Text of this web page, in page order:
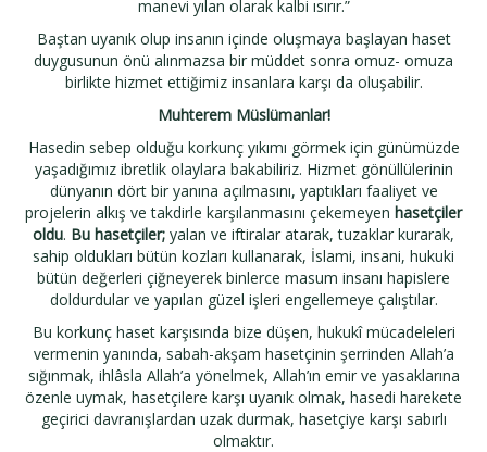
manevi yılan olarak kalbi ısırır.”
Baştan uyanık olup insanın içinde oluşmaya başlayan haset
duygusunun önü alınmazsa bir müddet sonra omuz- omuza
birlikte hizmet ettiğimiz insanlara karşı da oluşabilir.
Muhterem Müslümanlar!
Hasedin sebep olduğu korkunç yıkımı görmek için günümüzde
yaşadığımız ibretlik olaylara bakabiliriz. Hizmet gönüllülerinin
dünyanın dört bir yanına açılmasını, yaptıkları faaliyet ve
projelerin alkış ve takdirle karşılanmasını çekemeyen hasetçiler
oldu. Bu hasetçiler; yalan ve iftiralar atarak, tuzaklar kurarak,
sahip oldukları bütün kozları kullanarak, İslami, insani, hukuki
bütün değerleri çiğneyerek binlerce masum insanı hapislere
doldurdular ve yapılan güzel işleri engellemeye çalıştılar.
Bu korkunç haset karşısında bize düşen, hukukî mücadeleleri
vermenin yanında, sabah-akşam hasetçinin şerrinden Allah’a
sığınmak, ihlâsla Allah’a yönelmek, Allah’ın emir ve yasaklarına
özenle uymak, hasetçilere karşı uyanık olmak, hasedi harekete
geçirici davranışlardan uzak durmak, hasetçiye karşı sabırlı
olmaktır.